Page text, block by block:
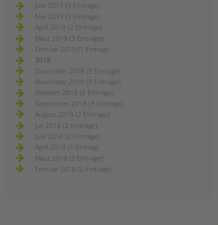
Juni 2019 (3 Einträge)
Mai 2019 (3 Einträge)
April 2019 (2 Einträge)
März 2019 (3 Einträge)
Februar 2019 (1 Eintrag)
2018
Dezember 2018 (3 Einträge)
November 2018 (3 Einträge)
Oktober 2018 (2 Einträge)
September 2018 (3 Einträge)
August 2018 (2 Einträge)
Juli 2018 (2 Einträge)
Juni 2018 (2 Einträge)
April 2018 (1 Eintrag)
März 2018 (2 Einträge)
Februar 2018 (2 Einträge)